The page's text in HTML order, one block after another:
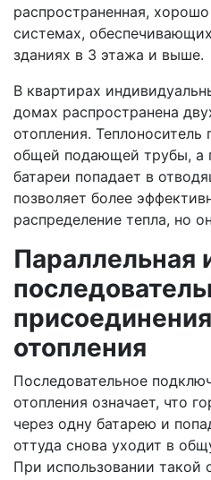
распространенная,
системах,
зданиях в 3 этажа и выше.
В квартирах
домах распространена
отопления.
общей подающей трубы, а
батареи попадает в
позволяет более
распределение тепла, но
Параллельная
отопления
Последовательное
отопления означает, что
через одну батарею и
оттуда снова уходит в
При использовании такой